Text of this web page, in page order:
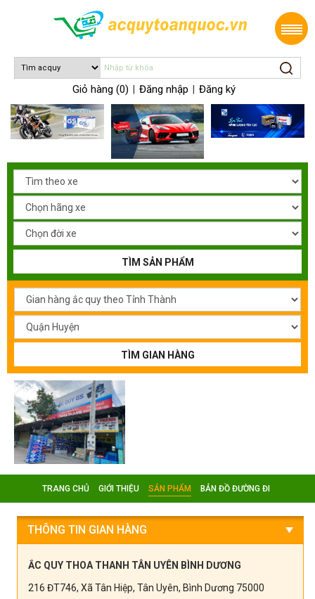
Giỏ hàng (0) Đăng nhập Đăng ký
TÌM SẢN PHẨM
TÌM GIAN HÀNG
TRANG CHỦ GIỚI THIỆU SẢN PHẨM BẢN ĐỒ ĐƯỜNG ĐI
THÔNG TIN GIAN HÀNG
ẮC QUY THOA THANH TÂN UYÊN BÌNH DƯƠNG
216 ĐT746, Xã Tân Hiệp, Tân Uyên, Bình Dương 75000